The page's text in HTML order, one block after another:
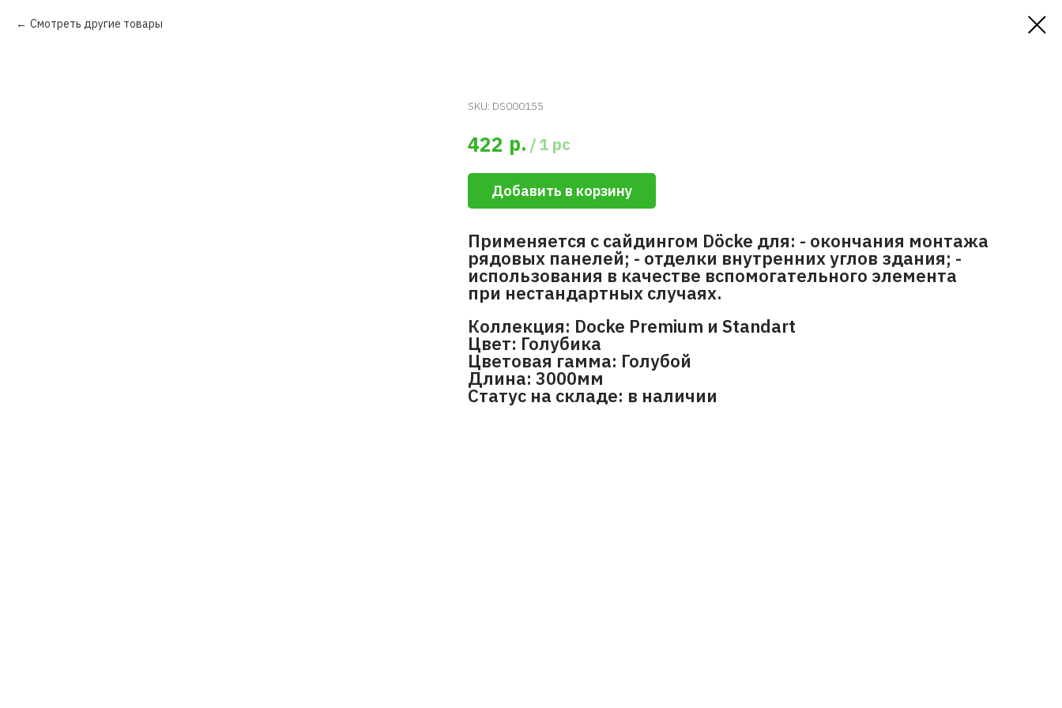
Смотреть другие товары
SKU: DS000155
422 р. /1 pc
Добавить в корзину
Применяется с сайдингом Döcke для: - окончания монтажа
рядовых панелей; - отделки внутренних углов здания; -
использования в качестве вспомогательного элемента
при нестандартных случаях.
Коллекция: Docke Premium и Standart
Цвет: Голубика
Цветовая гамма: Голубой
Длина: 3000мм
Статус на складе: в наличии